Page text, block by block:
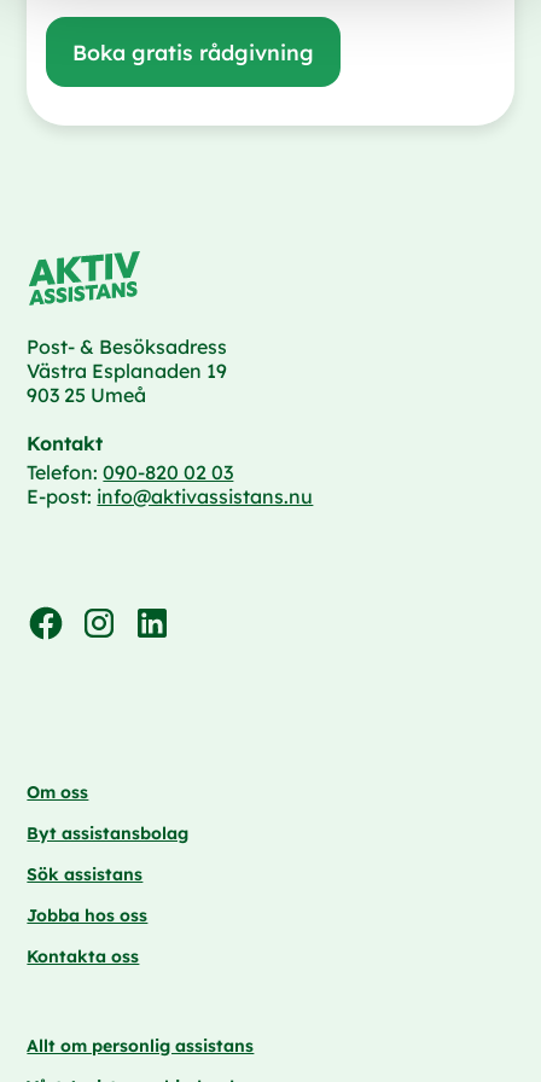
Boka gratis rådgivning
Post- & Besöksadress
Västra Esplanaden 19
903 25 Umeå
Kontakt
Telefon:090-820 02 03
E-post: info@aktivassistans.nu
Om oss
Byt assistansbolag
Sök assistans
Jobba hos oss
Kontakta oss
Allt om personlig assistans